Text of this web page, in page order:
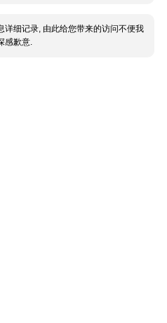
详细记录, 由此给您带来的访问不便我
感歉意.